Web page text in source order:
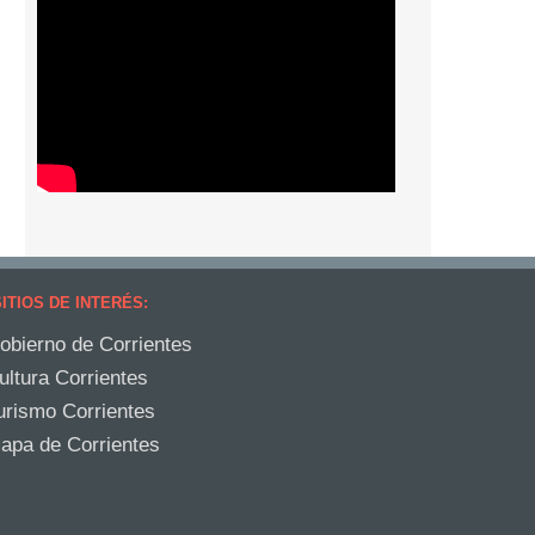
DE INTERÉS:
de Corrientes
Corrientes
Corrientes
de Corrientes